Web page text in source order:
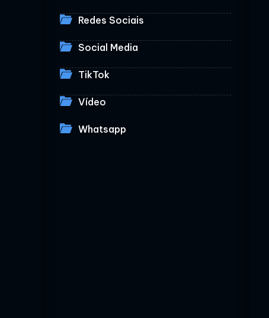
Redes Sociais
Social Media
TikTok
Vídeo
Whatsapp